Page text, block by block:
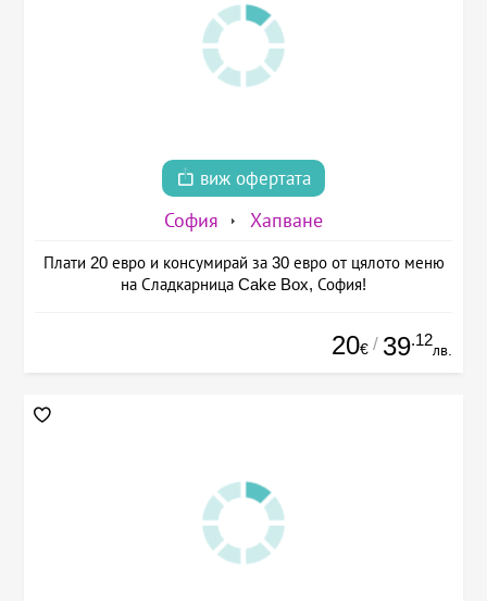
виж офертата
София Хапване
Плати 20 евро и консумирай за 30 евро от цялото меню
на Сладкарница Cake Box, София!
20€ / 39.12
лв.